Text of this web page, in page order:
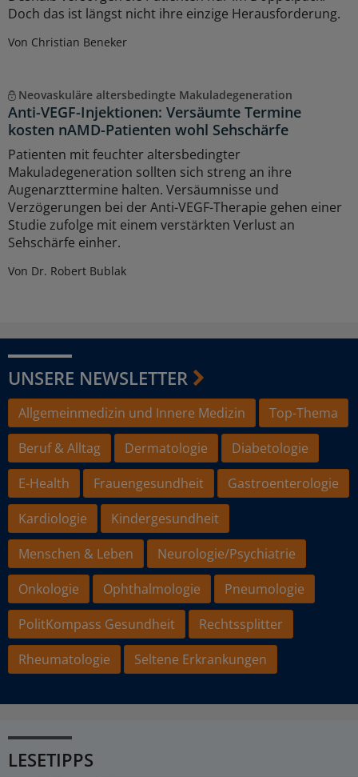
Doch das ist längst nicht ihre einzige Herausforderung.
Von Christian Beneker
Neovaskuläre altersbedingte Makuladegeneration
Anti-VEGF-Injektionen: Versäumte Termine
kosten nAMD-Patienten wohl Sehschärfe
Patienten mit feuchter altersbedingter
Makuladegeneration sollten sich streng an ihre
Augenarzttermine halten. Versäumnisse und
Verzögerungen bei der Anti-VEGF-Therapie gehen einer
Studie zufolge mit einem verstärkten Verlust an
Sehschärfe einher.
Von Dr. Robert Bublak
UNSERE NEWSLETTER
Allgemeinmedizin und Innere Medizin
Top-Thema
Beruf & Alltag
Dermatologie
Diabetologie
E-Health
Frauengesundheit
Gastroenterologie
Kardiologie
Kindergesundheit
Menschen & Leben
Neurologie/Psychiatrie
Onkologie
Ophthalmologie
Pneumologie
PolitKompass Gesundheit
Rechtssplitter
Rheumatologie
Seltene Erkrankungen
LESETIPPS